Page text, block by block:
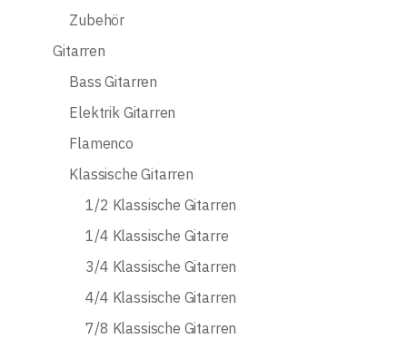
Zubehör
Gitarren
Bass Gitarren
Elektrik Gitarren
Flamenco
Klassische Gitarren
1/2 Klassische Gitarren
1/4 Klassische Gitarre
3/4 Klassische Gitarren
4/4 Klassische Gitarren
7/8 Klassische Gitarren